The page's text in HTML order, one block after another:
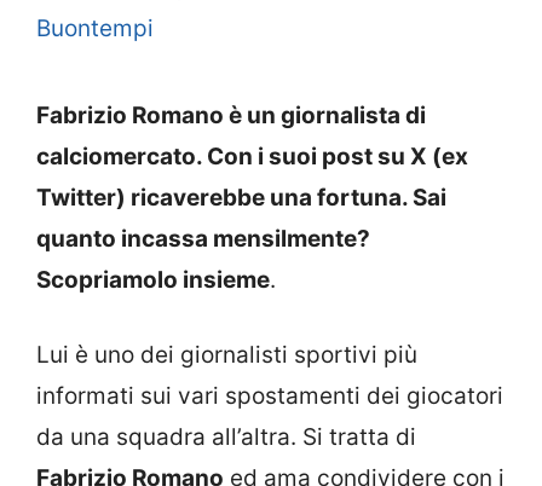
Buontempi
Fabrizio Romano è un giornalista di
calciomercato. Con i suoi post su X (ex
Twitter) ricaverebbe una fortuna. Sai
quanto incassa mensilmente?
Scopriamolo insieme.
Lui è uno dei giornalisti sportivi più
informati sui vari spostamenti dei giocatori
da una squadra all’altra. Si tratta di
Fabrizio Romano ed ama condividere con i